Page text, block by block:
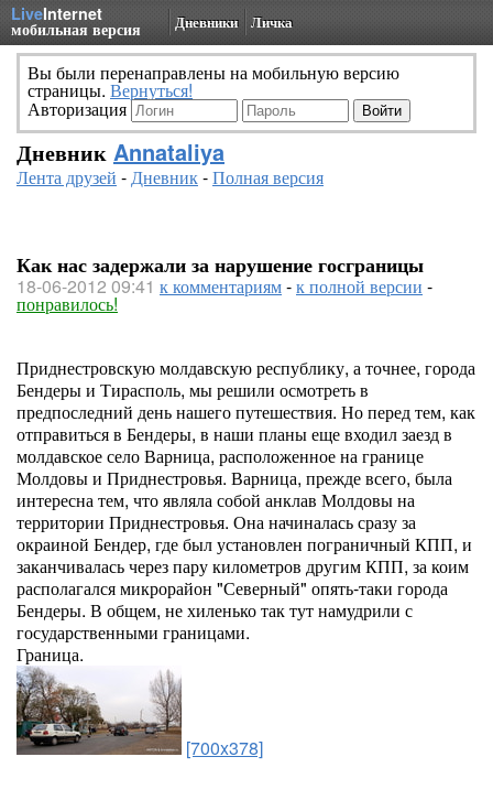
LiveInternet
мобильная версия Дневники Личка
Вы были перенаправлены на мобильную версию
страницы. Вернуться!
Авторизация
Дневник Annataliya
Лента друзей -Дневник-Полная версия
Как нас задержали за нарушение госграницы
18-06-2012 09:41 к комментариям-к полной версии -
понравилось!
Приднестровскую молдавскую республику, а точнее, города
Бендеры и Тирасполь, мы решили осмотреть в
предпоследний день нашего путешествия. Но перед тем, как
отправиться в Бендеры, в наши планы еще входил заезд в
молдавское село Варница, расположенное на границе
Молдовы и Приднестровья. Варница, прежде всего, была
интересна тем, что являла собой анклав Молдовы на
территории Приднестровья. Она начиналась сразу за
окраиной Бендер, где был установлен пограничный КПП, и
заканчивалась через пару километров другим КПП, за коим
располагался микрорайон "Северный" опять-таки города
Бендеры. В общем, не хиленько так тут намудрили с
государственными границами.
Граница.
[700x378]